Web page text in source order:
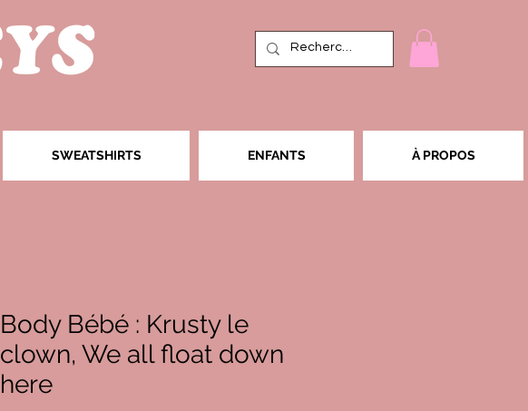
SWEATSHIRTS ENFANTS À PROPOS
Body Bébé : Krusty le
clown, We all float down
here